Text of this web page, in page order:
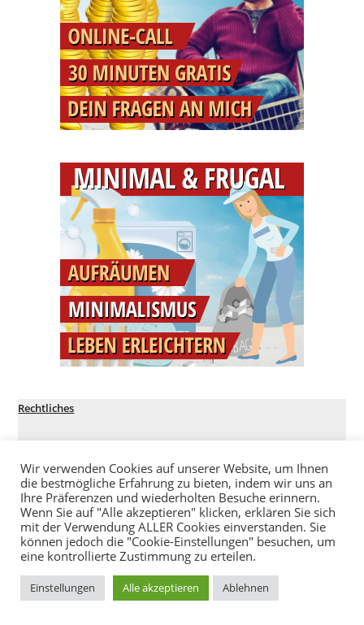
Rechtliches
Impressum
Datenschutz
Kontakt:
Möchtest du mir mir in Kontakt treten? Hast du Feedback? Dann
klicke dich auf meineKontaktseite.
Schulden abbauen
Wir verwenden Cookies auf unserer Website, um Ihnen
die bestmögliche Erfahrung zu bieten, indem wir uns an
Ihre Präferenzen und wiederholten Besuche erinnern.
Wenn Sie auf "Alle akzeptieren" klicken, erklären Sie sich
mit der Verwendung ALLER Cookies einverstanden. Sie
können jedoch die "Cookie-Einstellungen" besuchen, um
eine kontrollierte Zustimmung zu erteilen.
Einstellungen Alle akzeptieren Ablehnen